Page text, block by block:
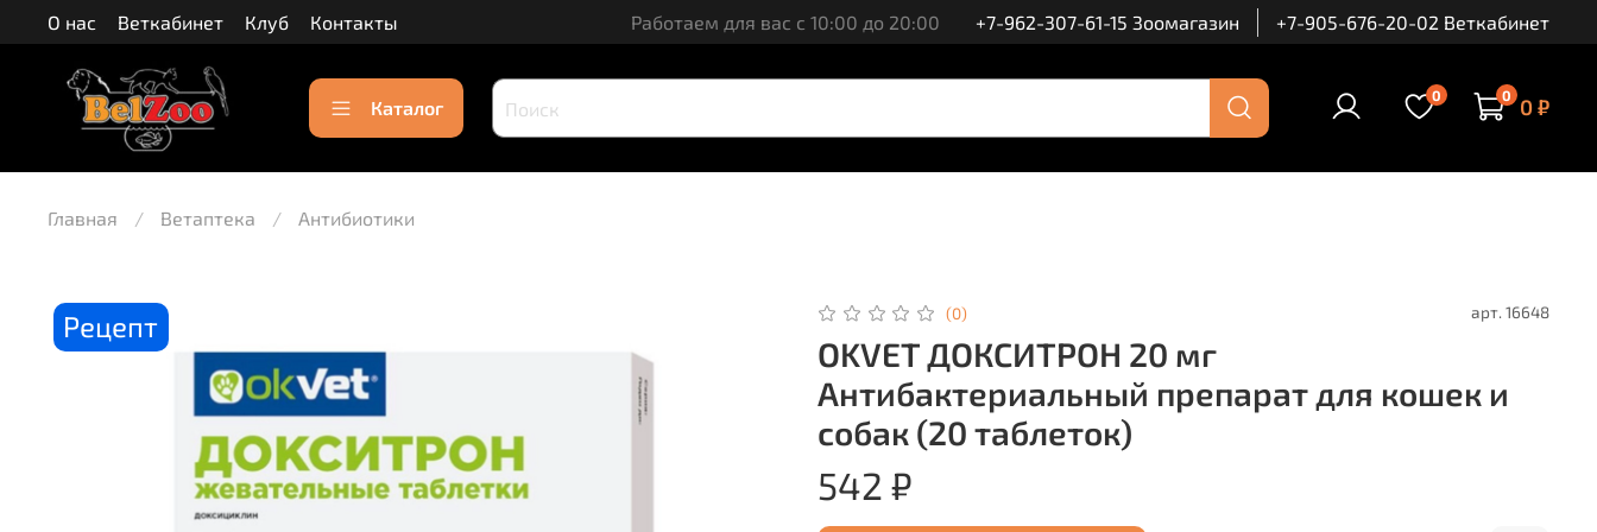
О нас Веткабинет Клуб Контакты Работаем для вас с 10:00 до 20:00 +7-962-307-61-15 Зоомагазин +7-905-676-20-02 Веткабинет
Каталог
0 0 0 ₽
Главная Ветаптека Антибиотики
Рецепт (0) арт. 16648
OKVET ДОКСИТРОН 20 мг
Антибактериальный препарат для кошек и
собак (20 таблеток)
542 ₽